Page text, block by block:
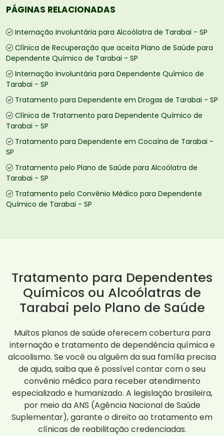
PÁGINAS RELACIONADAS
Internação Involuntária para Alcoólatra de Tarabai - SP
Clínica de Recuperação que aceita Plano de Saúde para
Dependente Químico de Tarabai - SP
Internação Involuntária para Dependente Químico de
Tarabai - SP
Tratamento para Dependente em Drogas de Tarabai - SP
Clínica de Tratamento para Dependente Químico de
Tarabai - SP
Tratamento para Dependente em Cocaína de Tarabai -
SP
Tratamento pelo Plano de Saúde para Alcoólatra de
Tarabai - SP
Tratamento pelo Convênio Médico para Dependente
Químico de Tarabai - SP
Tratamento para Dependentes
Químicos ou Alcoólatras de
Tarabai pelo Plano de Saúde
Muitos planos de saúde oferecem cobertura para
internação e tratamento de dependência química e
alcoolismo. Se você ou alguém da sua família precisa
de ajuda, saiba que é possível contar com o seu
convênio médico para receber atendimento
especializado e humanizado. A legislação brasileira,
por meio da ANS (Agência Nacional de Saúde
Suplementar), garante o direito ao tratamento em
clínicas de reabilitação credenciadas.